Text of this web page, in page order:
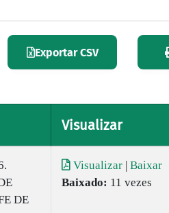
Exportar CSV
Visualizar
DE
Visualizar | Baixar
Baixado: 11 vezes